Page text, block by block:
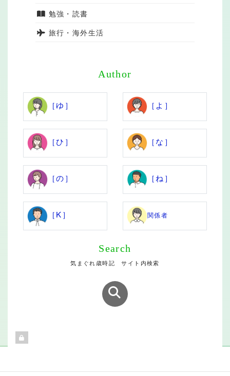
勉強・読書
旅行・海外生活
Author
［ゆ］ ［よ］
［ひ］ ［な］
［の］ ［ね］
［K］ 関係者
Search
気まぐれ歳時記 サイト内検索